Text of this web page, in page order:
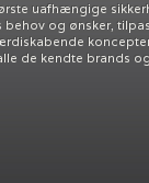
uafhængige
og ønsker,
de kendte brands